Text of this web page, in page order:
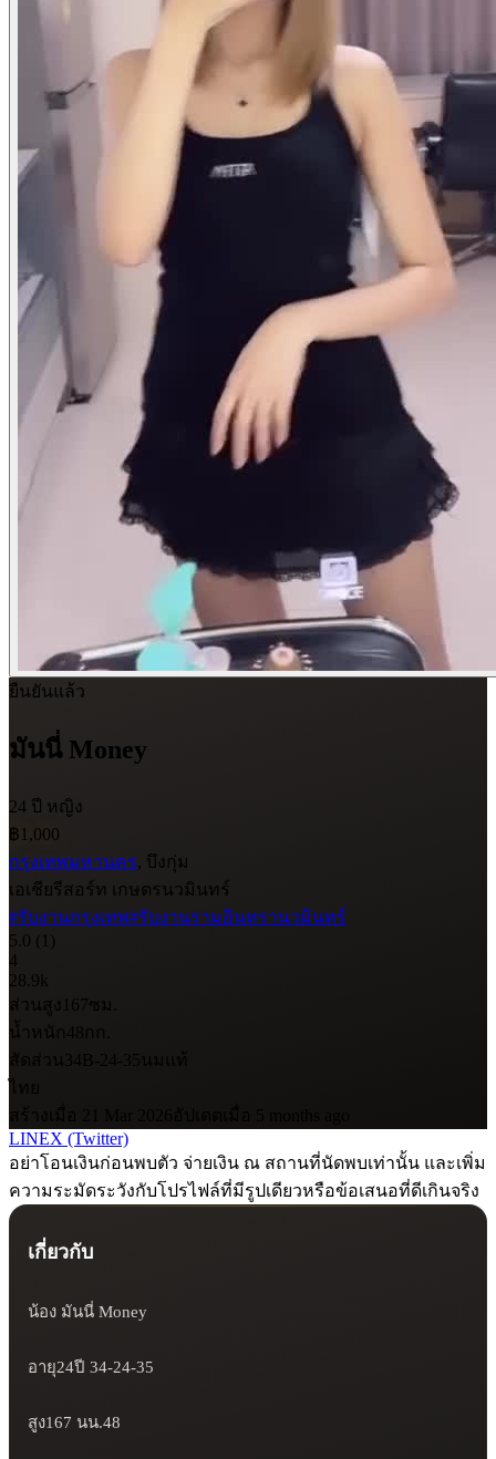
ยืนยันแล้ว
มันนี่ Money
24 ปี หญิง
฿1,000
กรุงเทพมหานคร, บึงกุ่ม
เอเชียรีสอร์ท เกษตรนวมินทร์
#รับงานกรุงเทพ#รับงานรามอินทรานวมินทร์
5.0 (1)
4
28.9k
ส่วนสูง 167ซม.
น้ำหนัก48กก.
สัดส่วน 34B-24-35 นมแท้
ไทย
LINEX (Twitter)
อย่าโอนเงินก่อนพบตัว จ่ายเงิน ณ สถานที่นัดพบเท่านั้น และเพิ่ม
ความระมัดระวังกับโปรไฟล์ที่มีรูปเดียวหรือข้อเสนอที่ดีเกินจริง
เกี่ยวกับ
น้อง มันนี่ Money
อายุ24ปี 34-24-35
สูง167 นน.48